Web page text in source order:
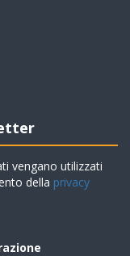
vengano utilizzati
della privacy